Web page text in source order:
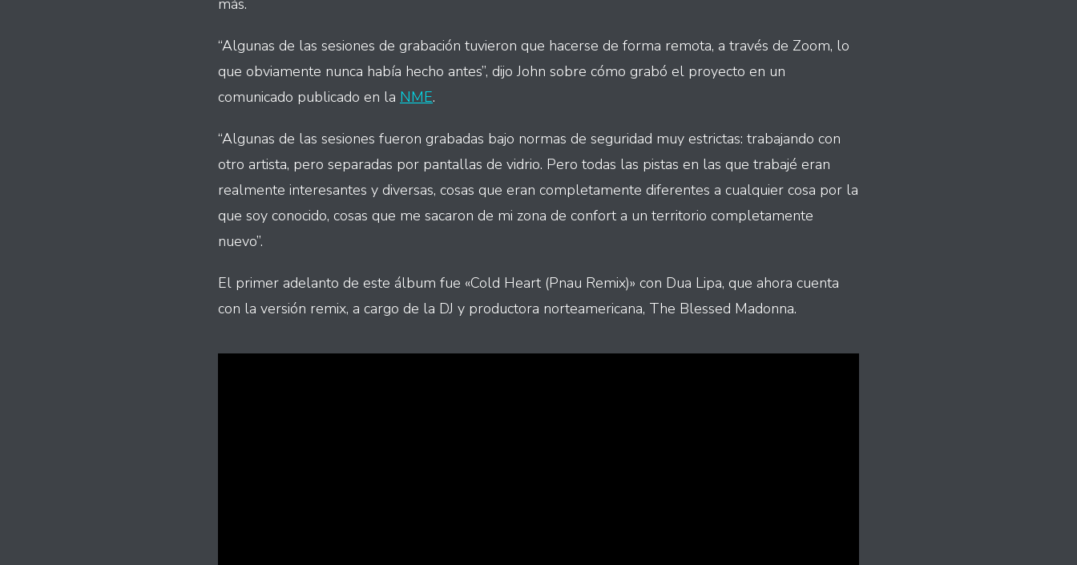
más.
“Algunas de las sesiones de grabación tuvieron que hacerse de forma remota, a través de Zoom, lo
que obviamente nunca había hecho antes”, dijo John sobre cómo grabó el proyecto en un
comunicado publicado en la NME.
“Algunas de las sesiones fueron grabadas bajo normas de seguridad muy estrictas: trabajando con
otro artista, pero separadas por pantallas de vidrio. Pero todas las pistas en las que trabajé eran
realmente interesantes y diversas, cosas que eran completamente diferentes a cualquier cosa por la
que soy conocido, cosas que me sacaron de mi zona de confort a un territorio completamente
nuevo”.
El primer adelanto de este álbum fue «Cold Heart (Pnau Remix)» con Dua Lipa, que ahora cuenta
con la versión remix, a cargo de la DJ y productora norteamericana, The Blessed Madonna.